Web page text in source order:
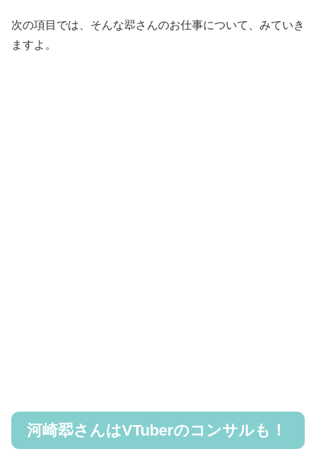
次の項目では、そんな翆さんのお仕事について、みていき
ますよ。
河崎翆さんはVTuberのコンサルも！